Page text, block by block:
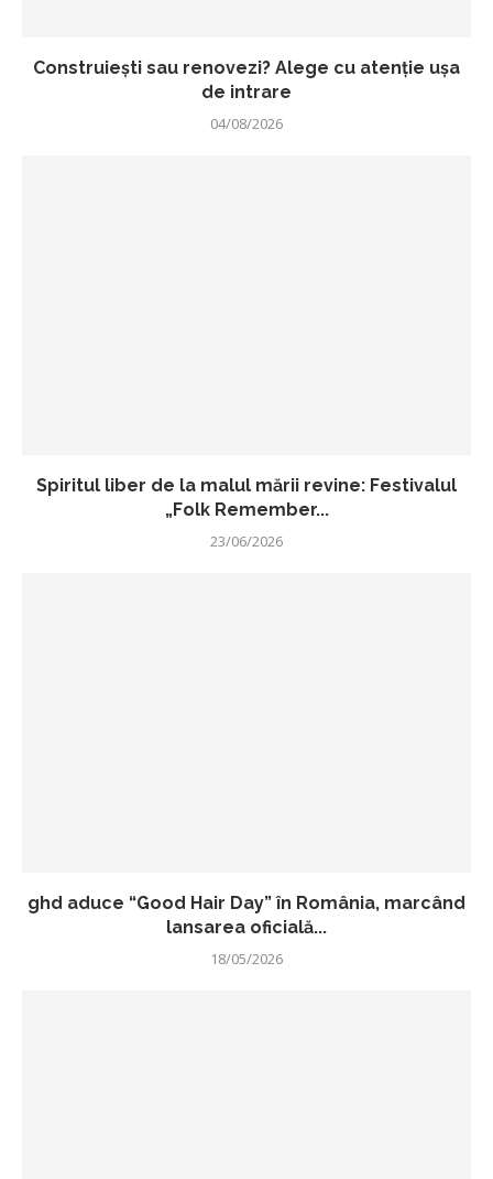
Construiești sau renovezi? Alege cu atenție ușa
de intrare
04/08/2026
Spiritul liber de la malul mării revine: Festivalul
„Folk Remember...
23/06/2026
ghd aduce “Good Hair Day” în România, marcând
lansarea oficială...
18/05/2026